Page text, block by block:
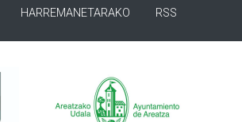
HARREMANETARAKO RSS